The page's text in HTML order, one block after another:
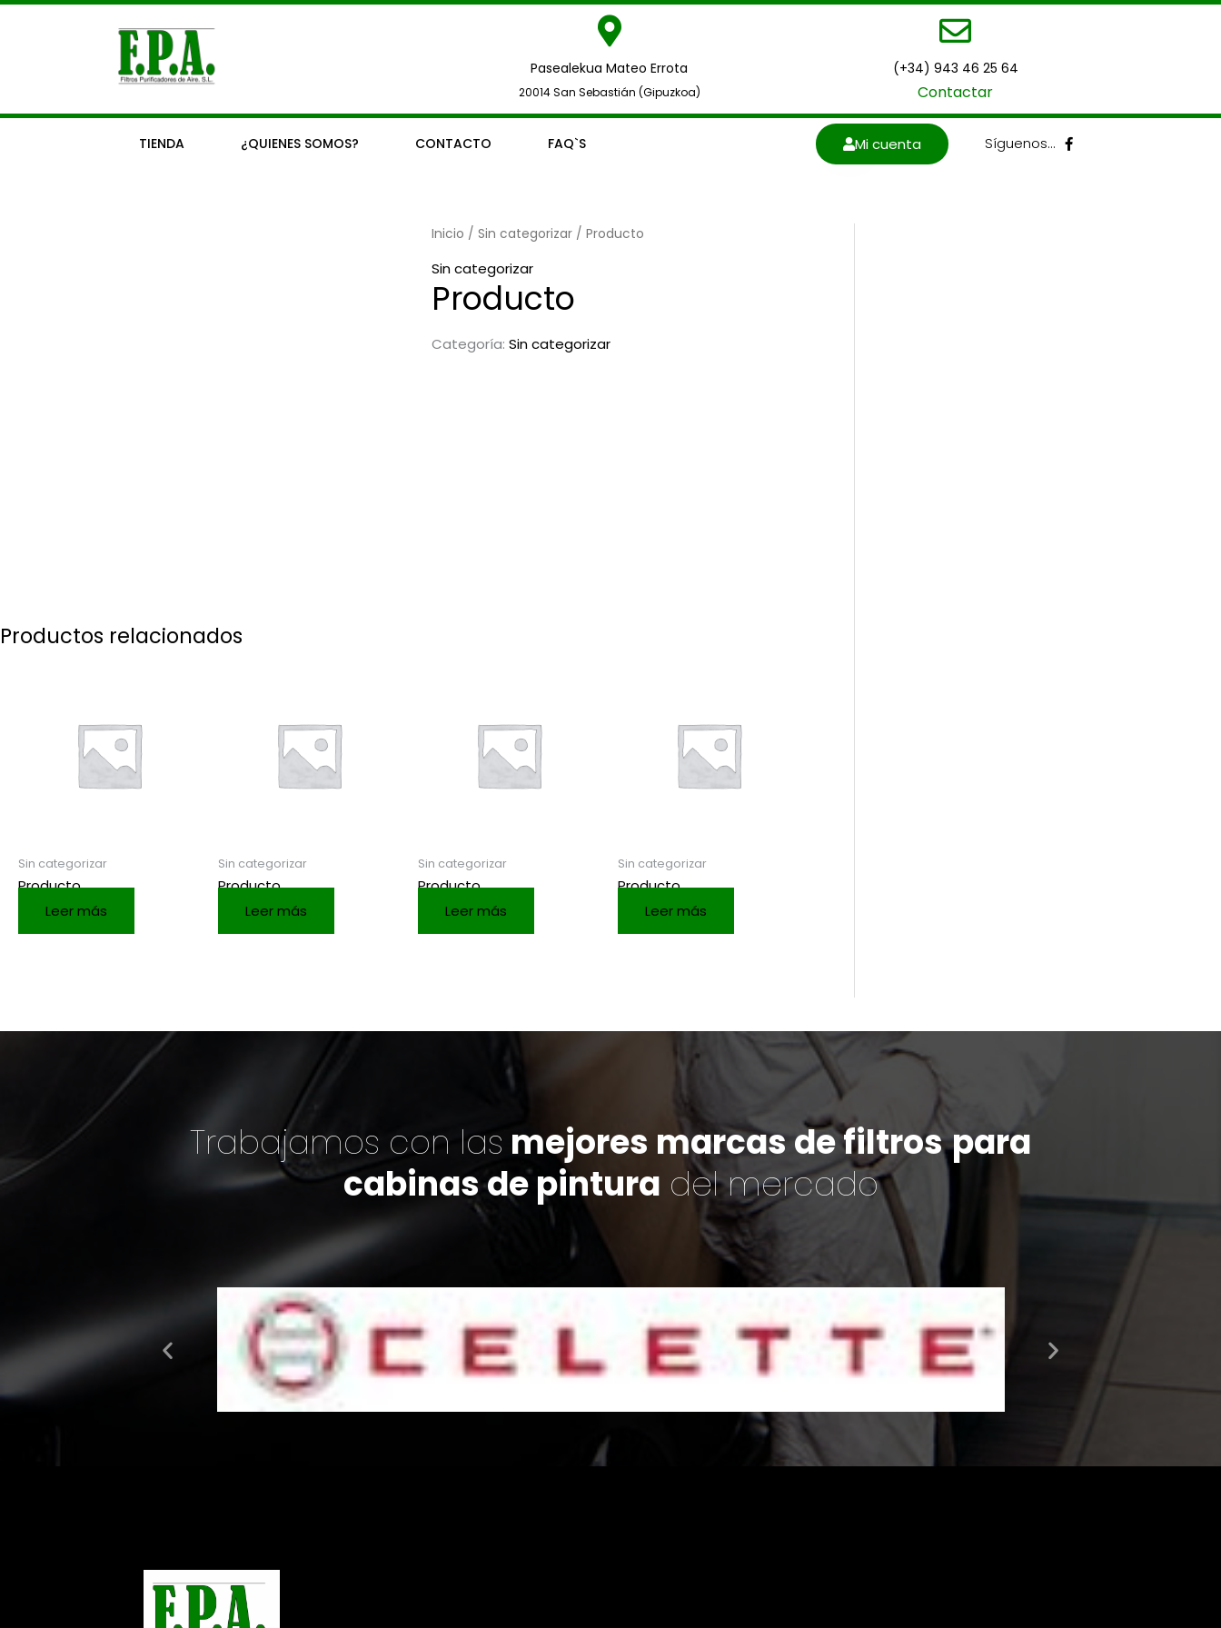
Ir
Pasealekua Mateo Errota
20014 San Sebastián (Gipuzkoa)
(+34) 943 46 25 64
Contactar
TIENDA ¿QUIENES SOMOS? CONTACTO FAQ`S Mi cuenta Síguenos… F
a
Inicio /Sin categorizar / Producto
Sin categorizar
Producto
Categoría:Sin categorizar
Productos relacionados
Sin categorizar
Producto
Leer más
Sin categorizar
Producto
Leer más
Sin categorizar
Producto
Leer más
Sin categorizar
Producto
Leer más
Trabajamos con las mejores marcas de filtrospara
cabinas de pintura del mercado